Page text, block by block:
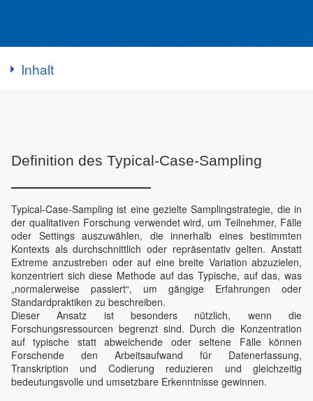
Inhalt
Definition des Typical-Case-Sampling
Typical-Case-Sampling ist eine gezielte Samplingstrategie, die in
der qualitativen Forschung verwendet wird, um Teilnehmer, Fälle
oder Settings auszuwählen, die innerhalb eines bestimmten
Kontexts als durchschnittlich oder repräsentativ gelten. Anstatt
Extreme anzustreben oder auf eine breite Variation abzuzielen,
konzentriert sich diese Methode auf das Typische, auf das, was
„normalerweise passiert“, um gängige Erfahrungen oder
Standardpraktiken zu beschreiben.
Dieser Ansatz ist besonders nützlich, wenn die
Forschungsressourcen begrenzt sind. Durch die Konzentration
auf typische statt abweichende oder seltene Fälle können
Forschende den Arbeitsaufwand für Datenerfassung,
Transkription und Codierung reduzieren und gleichzeitig
bedeutungsvolle und umsetzbare Erkenntnisse gewinnen.